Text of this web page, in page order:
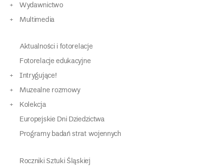
Wydawnictwo
Multimedia
Aktualności i fotorelacje
Fotorelacje edukacyjne
Intrygujące!
Muzealne rozmowy
Kolekcja
Europejskie Dni Dziedzictwa
Programy badań strat wojennych
Roczniki Sztuki Śląskiej